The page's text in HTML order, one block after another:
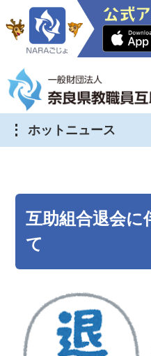
ホットニュース
互助組合退会に
て